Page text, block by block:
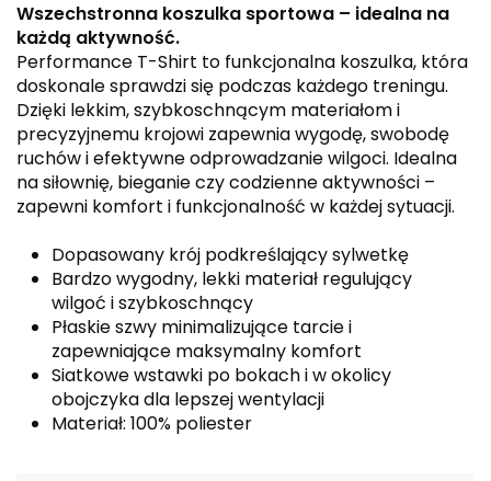
Wszechstronna koszulka sportowa – idealna na
każdą aktywność.
Performance T-Shirt to funkcjonalna koszulka, która
doskonale sprawdzi się podczas każdego treningu.
Dzięki lekkim, szybkoschnącym materiałom i
precyzyjnemu krojowi zapewnia wygodę, swobodę
ruchów i efektywne odprowadzanie wilgoci. Idealna
na siłownię, bieganie czy codzienne aktywności –
zapewni komfort i funkcjonalność w każdej sytuacji.
Dopasowany krój podkreślający sylwetkę
Bardzo wygodny, lekki materiał regulujący
wilgoć i szybkoschnący
Płaskie szwy minimalizujące tarcie i
zapewniające maksymalny komfort
Siatkowe wstawki po bokach i w okolicy
obojczyka dla lepszej wentylacji
Materiał: 100% poliester